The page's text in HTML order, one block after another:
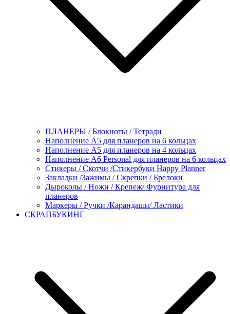
ПЛАНЕРЫ / Блокноты / Тетради
Наполнение А5 для планеров на 6 кольцах
Наполнение А5 для планеров на 4 кольцах
Наполнение А6 Personal для планеров на 6 кольцах
Стикеры / Скотчи /Стикербуки Happy Planner
Закладки /Зажимы / Скрепки / Брелоки
Дыроколы / Ножи / Крепеж/ Фурнитура для
планеров
Маркеры / Ручки /Карандаши/ Ластики
СКРАПБУКИНГ